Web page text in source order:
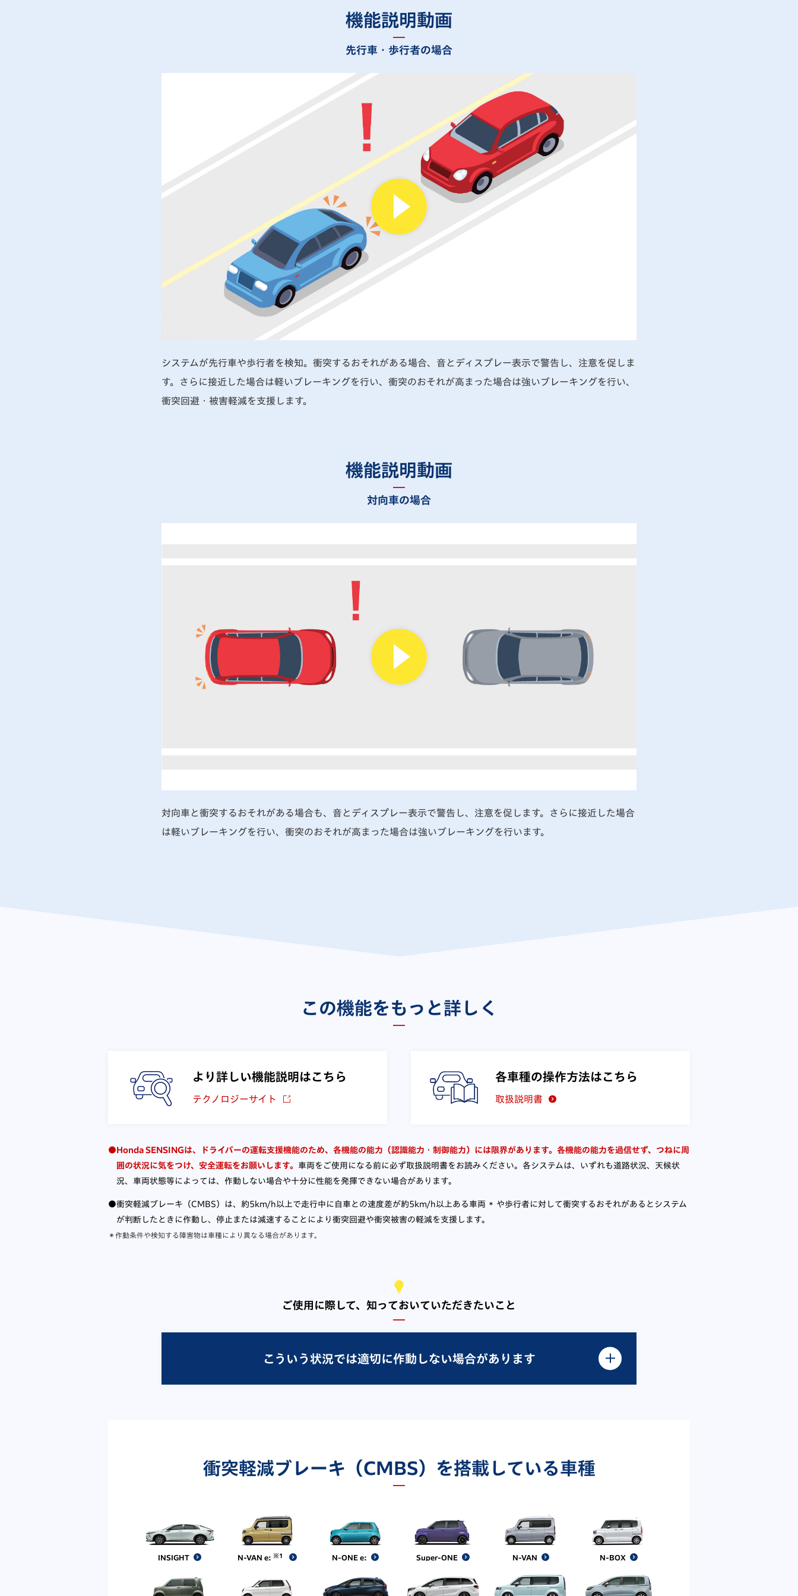
機能説明動画
先行車・歩行者の場合
システムが先行車や歩行者を検知。衝突するおそれがある場合、音とディスプレー表示で警告し、注意を促しま
す。さらに接近した場合は軽いブレーキングを行い、衝突のおそれが高まった場合は強いブレーキングを行い、
衝突回避・被害軽減を支援します。
機能説明動画
対向車の場合
対向車と衝突するおそれがある場合も、音とディスプレー表示で警告し、注意を促します。さらに接近した場合
は軽いブレーキングを行い、衝突のおそれが高まった場合は強いブレーキングを行います。
この機能をもっと詳しく
より詳しい機能説明はこちら
テクノロジーサイト
各車種の操作方法はこちら
取扱説明書
●Honda SENSINGは、ドライバーの運転支援機能のため、各機能の能力（認識能力・制御能力）には限界があります。各機能の能力を過信せず、つねに周
囲の状況に気をつけ、安全運転をお願いします。 車両をご使用になる前に必ず取扱説明書をお読みください。各システムは、いずれも道路状況、天候状
況、車両状態等によっては、作動しない場合や十分に性能を発揮できない場合があります。
●衝突軽減ブレーキ（CMBS）は、約5km/h以上で走行中に自車との速度差が約5km/h以上ある車両 ＊
や歩行者に対して衝突するおそれがあるとシステム
が判断したときに作動し、停止または減速することにより衝突回避や衝突被害の軽減を支援します。
＊作動条件や検知する障害物は車種により異なる場合があります。
ご使用に際して、 知っておいていただきたいこと
こういう状況では適切に作動しない場合があります
衝突軽減ブレーキ（CMBS）を搭載している車種
INSIGHT N-VAN e: ※1 N-ONE e: Super-ONE N-VAN N-BOX